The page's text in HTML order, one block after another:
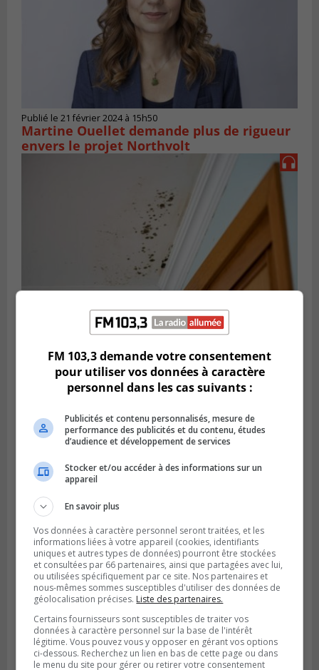
Publié le 21 février 2024 à 15h50
Martine Ouellet demande plus de rigueur
envers le projet Northvolt
La Rive-Sud infestée par des logements
insalubres
Publié le 12 février 2024 à 10h54
Le timbre poste risque de coûter plus cher
FM 103,3 demande votre consentement
pour utiliser vos données à caractère
personnel dans les cas suivants :
Publicités et contenu personnalisés, mesure de
performance des publicités et du contenu, études
d’audience et développement de services
Stocker et/ou accéder à des informations sur un
appareil
En savoir plus
Vos données à caractère personnel seront traitées, et les
informations liées à votre appareil (cookies, identifiants
uniques et autres types de données) pourront être stockées
et consultées par 66 partenaires, ainsi que partagées avec lui,
ou utilisées spécifiquement par ce site. Nos partenaires et
nous-mêmes sommes susceptibles d'utiliser des données de
géolocalisation précises. Liste des partenaires.
Certains fournisseurs sont susceptibles de traiter vos
données à caractère personnel sur la base de l'intérêt
légitime. Vous pouvez vous y opposer en gérant vos options
ci-dessous. Recherchez un lien en bas de cette page ou dans
le menu du site pour gérer ou retirer votre consentement